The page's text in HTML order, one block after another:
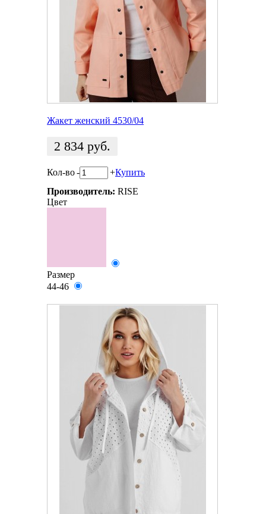
Жакет женский 4530/04
2 834 руб.
Кол-во- +Купить
Производитель: RISE
Цвет
Размер
44-46